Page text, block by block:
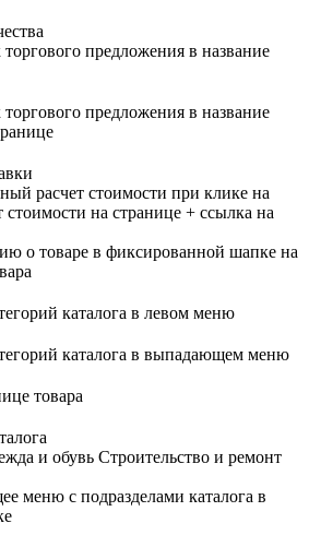
торгового предложения в название
торгового предложения в название
расчет стоимости при клике на
стоимости на странице + ссылка на
о товаре в фиксированной шапке на
каталога в левом меню
каталога в выпадающем меню
товара
и обувь Строительство и ремонт
меню с подразделами каталога в